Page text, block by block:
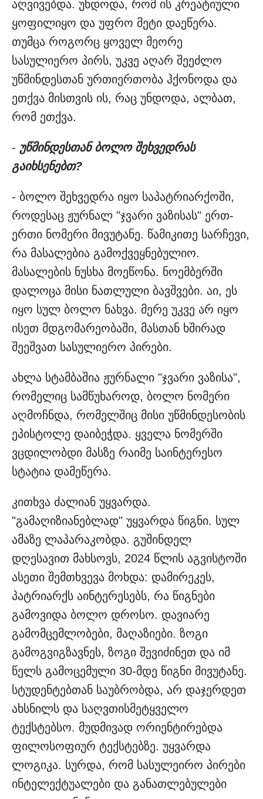
აღვივებდა. უნდოდა, რომ ის კრეატიული
ყოფილიყო და უფრო მეტი დაეწერა.
თუმცა როგორც ყოველ მეორე
სასულიერო პირს, უკვე აღარ შეეძლო
უწმინდესთან ურთიერთობა ჰქონოდა და
ეთქვა მისთვის ის, რაც უნდოდა, ალბათ,
რომ ეთქვა.
- უწმინდესთან ბოლო შეხვედრას
გაიხსენებთ?
- ბოლო შეხვედრა იყო საპატრიარქოში,
როდესაც ჟურნალ "ჯვარი ვაზისას" ერთ-
ერთი ნომერი მივუტანე. წამიკითე სარჩევი,
რა მასალებია გამოქვეყნებულიო.
მასალების ნუსხა მოეწონა. ნოემბერში
დალოცა მისი ნათლული ბავშვები. აი, ეს
იყო სულ ბოლო ნახვა. მერე უკვე არ იყო
ისეთ მდგომარეობაში, მასთან ხშირად
შეეშვათ სასულიერო პირები.
ახლა სტამბაშია ჟურნალი "ჯვარი ვაზისა",
რომელიც სამწუხაროდ, ბოლო ნომერი
აღმოჩნდა, რომელშიც მისი უწმინდესობის
ეპისტოლე დაიბეჭდა. ყველა ნომერში
ვცდილობდი მასზე რაიმე საინტერესო
სტატია დამეწერა.
კითხვა ძალიან უყვარდა.
"გამაღიზიანებლად" უყვარდა წიგნი. სულ
ამაზე ლაპარაკობდა. გუშინდელ
დღესავით მახსოვს, 2024 წლის აგვისტოში
ასეთი შემთხვევა მოხდა: დამირეკეს,
პატრიარქს აინტერესებს, რა წიგნები
გამოვიდა ბოლო დროსო. დავიარე
გამომცემლობები, მაღაზიები. ზოგი
გამოგვიგზავნეს, ზოგი შევიძინეთ და იმ
წელს გამოცემული 30-მდე წიგნი მივუტანე.
სტუდენტებთან საუბრობდა, არ დაჯერდეთ
ახსნილს და საღვთისმეტყველო
ტექსტებსო. მუდმივად ორიენტირებდა
ფილოსოფიურ ტექსტებზე. უყვარდა
ლოგიკა. სურდა, რომ სასულეირო პირები
ინტელექტუალები და განათლებულები